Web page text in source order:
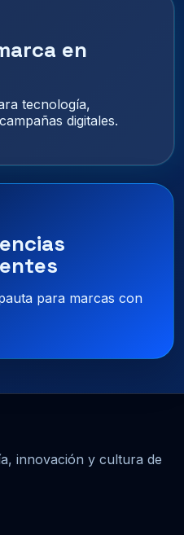
en
tecnología,
digitales.
para marcas con
innovación y cultura de